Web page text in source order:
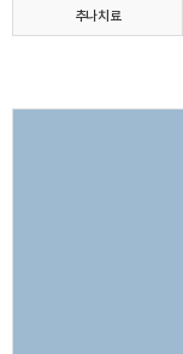
추나치료